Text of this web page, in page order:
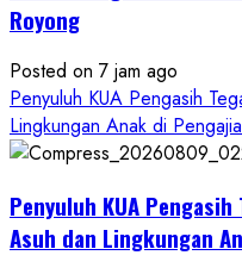
Royong
Posted on 7 jam ago
Penyuluh KUA Pengasih
Lingkungan Anak di
Penyuluh KUA
Asuh dan Lingkungan